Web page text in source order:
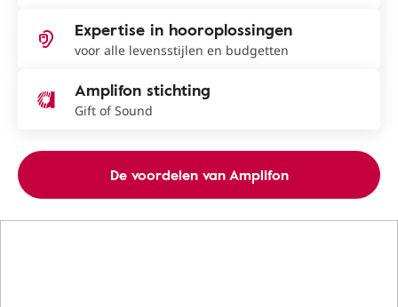
Expertise in hooroplossingen
voor alle levensstijlen en budgetten
Amplifon stichting
Gift of Sound
De voordelen van Amplifon